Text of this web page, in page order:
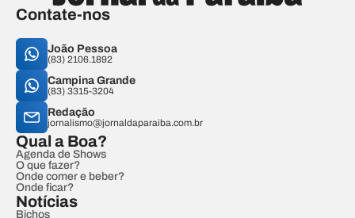
Contate-nos
João Pessoa
(83) 2106.1892
Campina Grande
(83) 3315-3204
Redação
jornalismo@jornaldaparaiba.com.br
Qual a Boa?
Agenda de Shows
O que fazer?
Onde comer e beber?
Onde ficar?
Notícias
Bichos